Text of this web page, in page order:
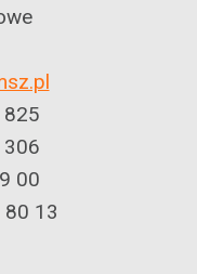
825
306
00
13